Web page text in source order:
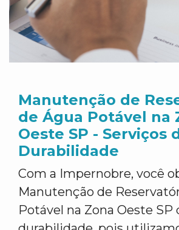
Manutenção de
de Água Potável na
Oeste SP - Serviços
Durabilidade
Com a Impernobre, você
Manutenção de
Potável na Zona Oeste SP